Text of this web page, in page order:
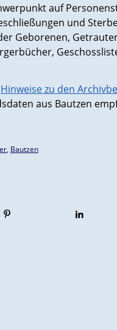
auf
und
Geborenen,
Hinweise zu den
aus Bautzen
Bautzen